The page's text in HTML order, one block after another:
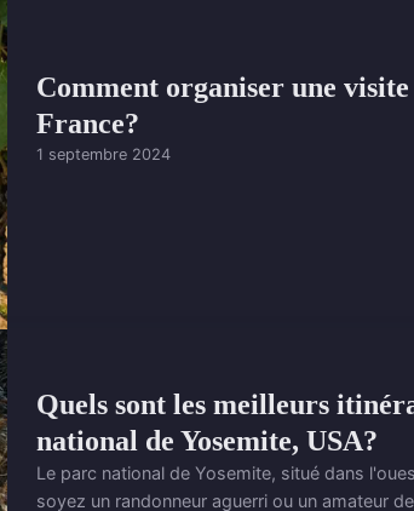
Comment organiser une
France?
1 septembre 2024
Quels sont les meilleurs
national de Yosemite, USA?
Le parc national de Yosemite, situé dans
soyez un randonneur aguerri ou un amateur